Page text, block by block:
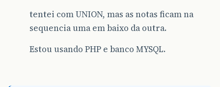
tentei com UNION, mas as notas ficam na
sequencia uma em baixo da outra.
Estou usando PHP e banco MYSQL.